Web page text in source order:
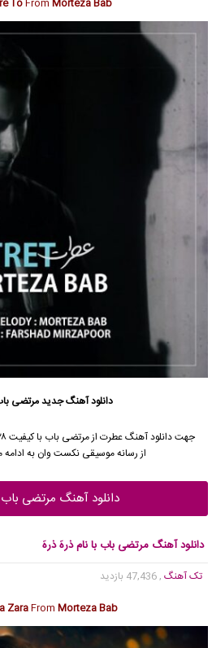
دانلود آهنگ جدیدمرتضی
جهت دانلود آهنگ عطرت ازمرتضی باب
از رسانه موسیقی نکست وان به
دانلود آهنگ مرتضی
دانلود آهنگ مرتضی باب با نام ذرهَ ذرهَ
تک آهنگ , 47,436 بازدید
ZaraFrom Morteza Bab